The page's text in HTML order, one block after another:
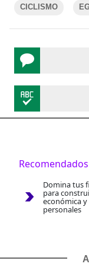
CICLISMO
Domina tus
para
económica
personales